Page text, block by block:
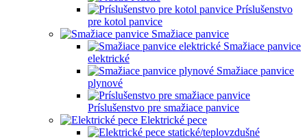
Príslušenstvo
pre kotol panvice
Smažiace panvice
Smažiace panvice
elektrické
Smažiace panvice
plynové
Príslušenstvo pre smažiace panvice
Elektrické pece